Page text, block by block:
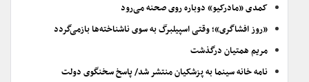
کمدی «مادرکیو» دوباره روی صحنه می‌رود
«روز افشاگری»؛ وقتی اسپیلبرگ به سوی ناشناخته‌ها بازمی‌گردد
مریم همتیان درگذشت
نامه خانه سینما به پزشکیان منتشر شد/ پاسخ سخنگوی دولت